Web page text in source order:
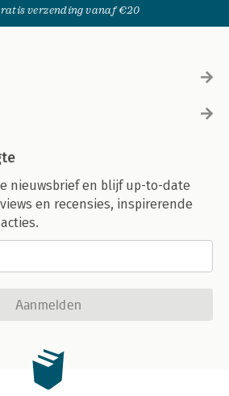
verzending vanaf €20
nieuwsbrief en blijf up-to-date
en recensies, inspirerende
Aanmelden